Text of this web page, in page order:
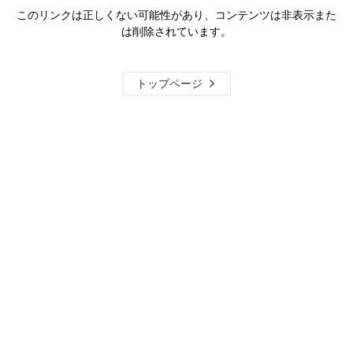
このリンクは正しくない可能性があり、コンテンツは非表示また
は削除されています。
トップページ